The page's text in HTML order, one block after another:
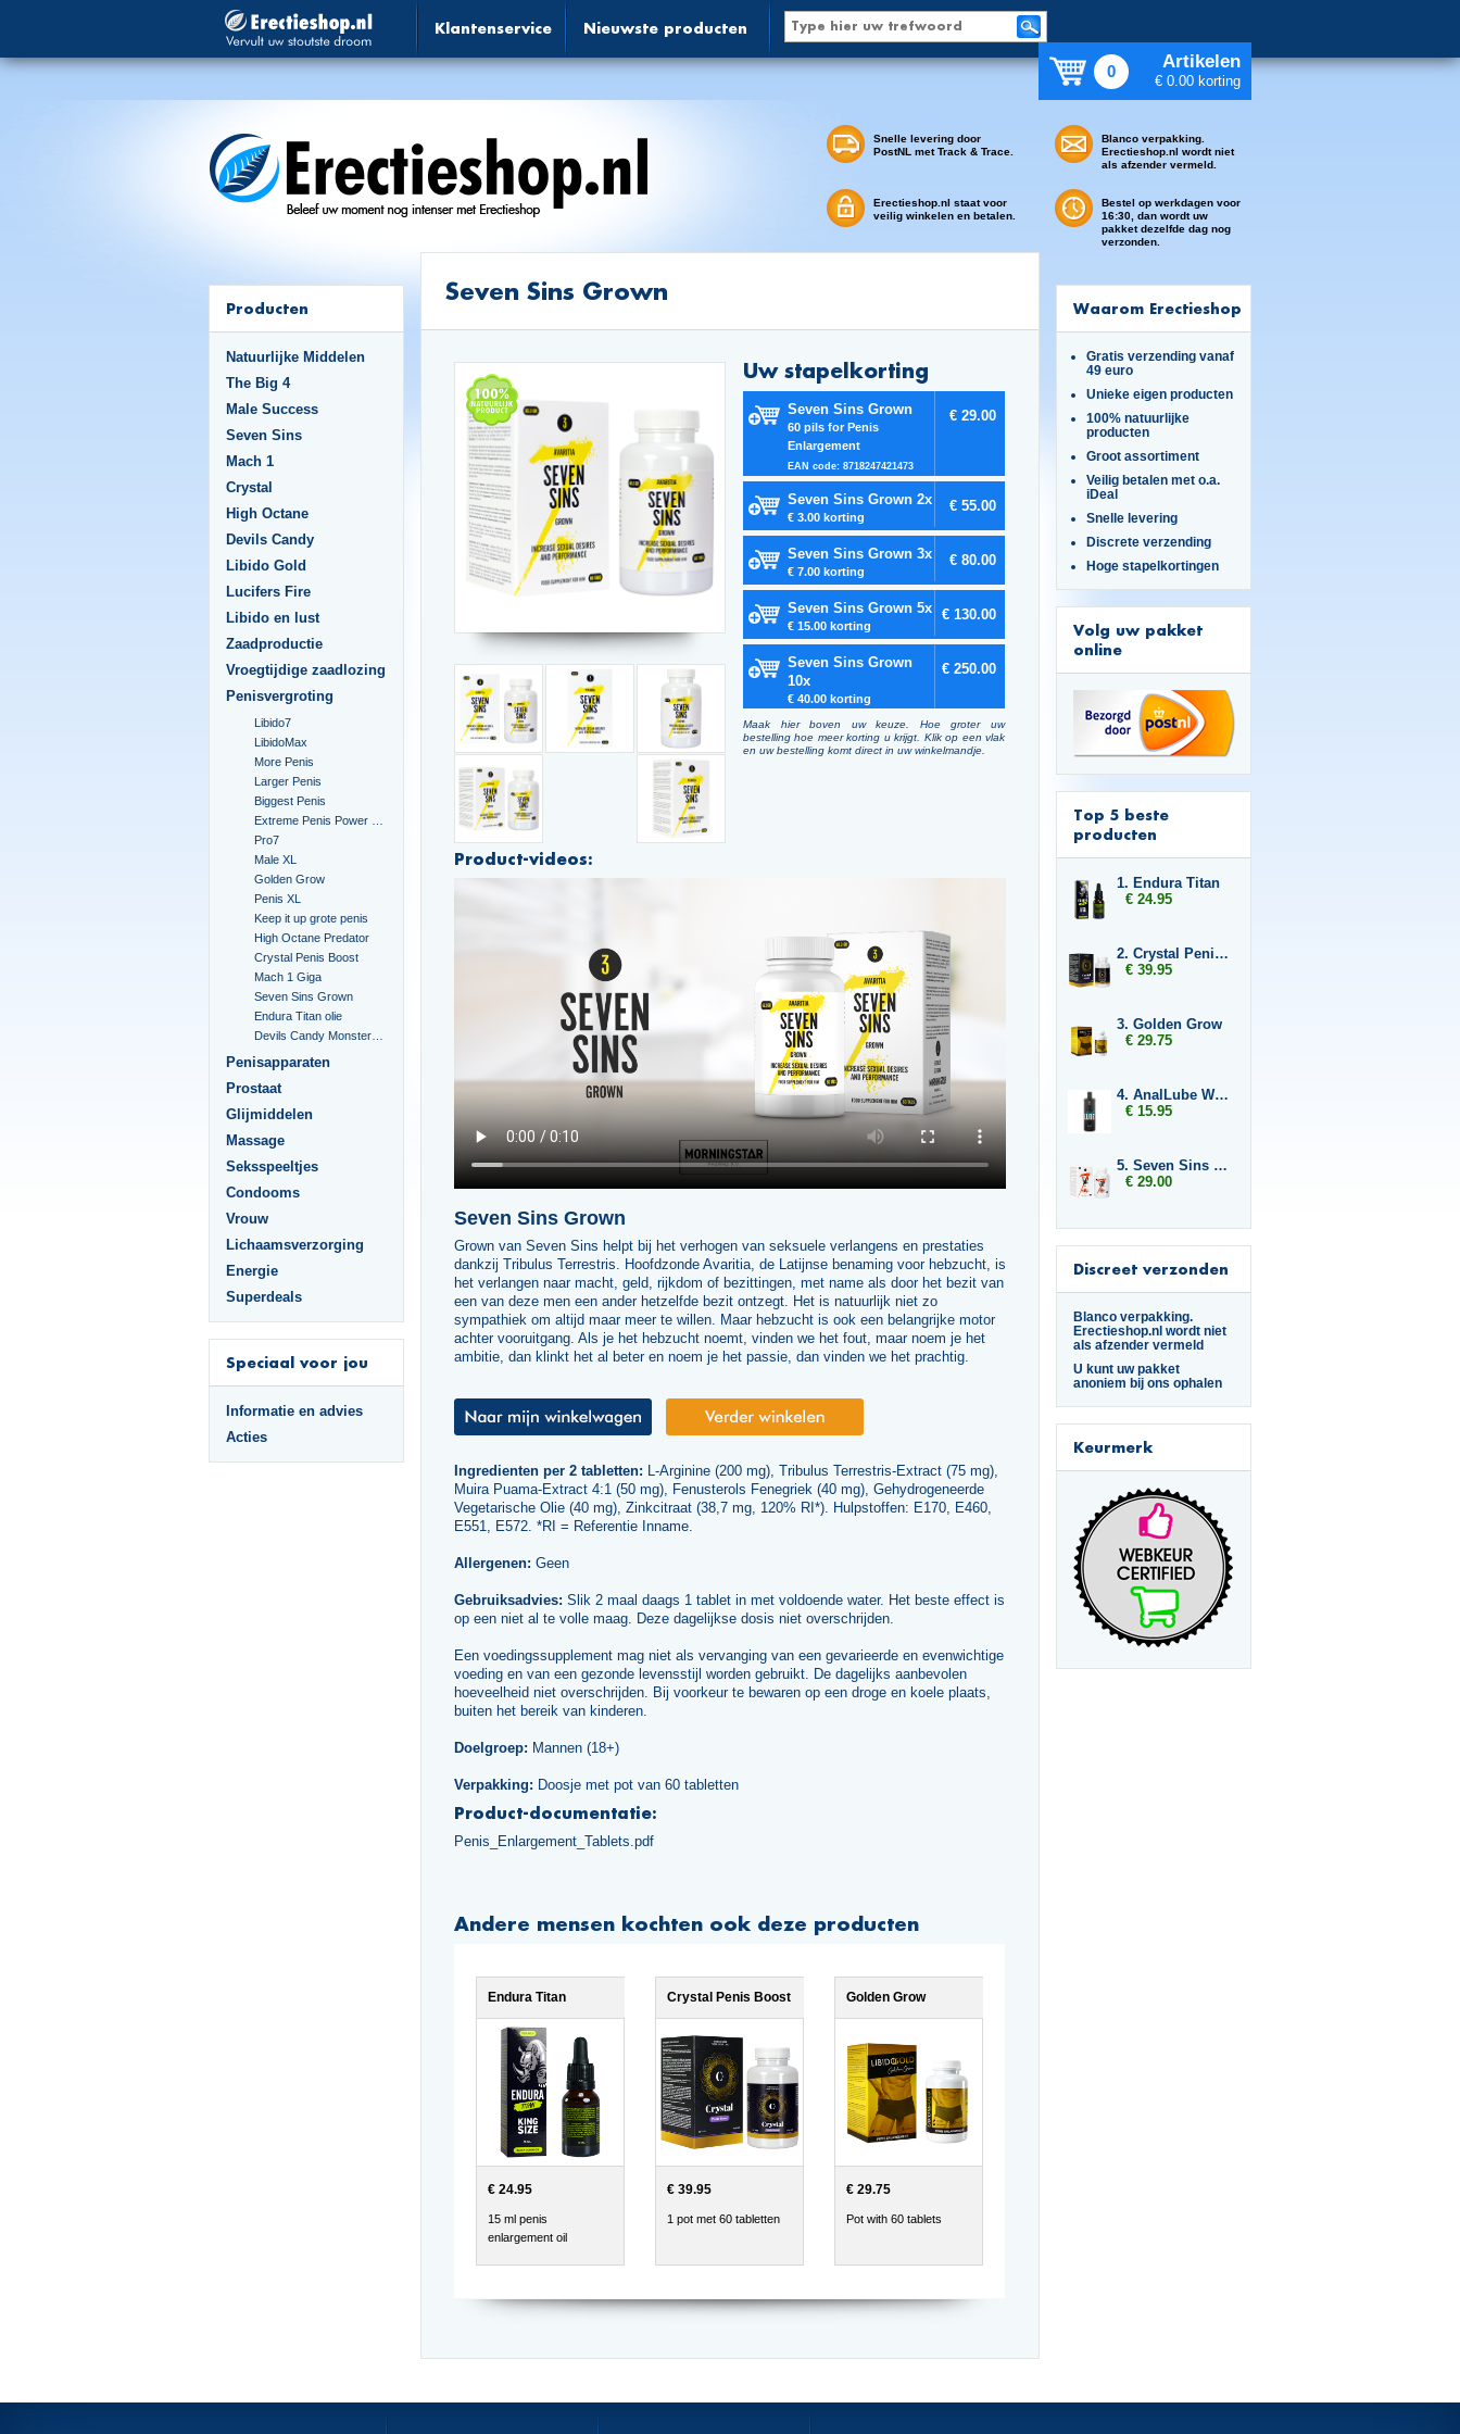
Klantenservice Nieuwste producten
0 Artikelen
€ 0.00 korting
Snelle levering door
PostNL met Track & Trace.
Erectieshop.nl staat voor
veilig winkelen en betalen.
Blanco verpakking.
Erectieshop.nl wordt niet
als afzender vermeld.
Bestel op werkdagen voor
16:30, dan wordt uw
pakket dezelfde dag nog
verzonden.
Producten
Natuurlijke Middelen
The Big 4
Male Success
Seven Sins
Mach 1
Crystal
High Octane
Devils Candy
Libido Gold
Lucifers Fire
Libido en lust
Zaadproductie
Vroegtijdige zaadlozing
Penisvergroting
Libido7
LibidoMax
More Penis
Larger Penis
Biggest Penis
Pro7
Male XL
Golden Grow
Penis XL
Keep it up grote penis
High Octane Predator
Crystal Penis Boost
Mach 1 Giga
Seven Sins Grown
Endura Titan olie
Penisapparaten
Prostaat
Glijmiddelen
Massage
Seksspeeltjes
Condooms
Vrouw
Lichaamsverzorging
Energie
Superdeals
Speciaal voor jou
Informatie en advies
Acties
Seven Sins Grown
Uw stapelkorting
Seven Sins Grown
60 pils for Penis
Enlargement
EAN code: 8718247421473
€ 29.00
Seven Sins Grown 2x
€ 3.00 korting
€ 55.00
Seven Sins Grown 3x
€ 7.00 korting
€ 80.00
Seven Sins Grown 5x
€ 15.00 korting
€ 130.00
Seven Sins Grown
10x
€ 40.00 korting
€ 250.00
Maak hier boven uw keuze. Hoe groter uw
bestelling hoe meer korting u krijgt. Klik op een vlak
en uw bestelling komt direct in uw winkelmandje.
Product-videos:
Seven Sins Grown
Grown van Seven Sins helpt bij het verhogen van seksuele verlangens en prestaties
dankzij Tribulus Terrestris. Hoofdzonde Avaritia, de Latijnse benaming voor hebzucht, is
het verlangen naar macht, geld, rijkdom of bezittingen, met name als door het bezit van
een van deze men een ander hetzelfde bezit ontzegt. Het is natuurlijk niet zo
sympathiek om altijd maar meer te willen. Maar hebzucht is ook een belangrijke motor
achter vooruitgang. Als je het hebzucht noemt, vinden we het fout, maar noem je het
ambitie, dan klinkt het al beter en noem je het passie, dan vinden we het prachtig.
Ingredienten per 2 tabletten: L-Arginine (200 mg), Tribulus Terrestris-Extract (75 mg),
Muira Puama-Extract 4:1 (50 mg), Fenusterols Fenegriek (40 mg), Gehydrogeneerde
Vegetarische Olie (40 mg), Zinkcitraat (38,7 mg, 120% RI*). Hulpstoffen: E170, E460,
E551, E572. *RI = Referentie Inname.
Allergenen: Geen
Gebruiksadvies: Slik 2 maal daags 1 tablet in met voldoende water. Het beste effect is
op een niet al te volle maag. Deze dagelijkse dosis niet overschrijden.
Een voedingssupplement mag niet als vervanging van een gevarieerde en evenwichtige
voeding en van een gezonde levensstijl worden gebruikt. De dagelijks aanbevolen
hoeveelheid niet overschrijden. Bij voorkeur te bewaren op een droge en koele plaats,
buiten het bereik van kinderen.
Doelgroep: Mannen (18+)
Verpakking: Doosje met pot van 60 tabletten
Product-documentatie:
Penis_Enlargement_Tablets.pdf
Andere mensen kochten ook deze producten
Endura Titan
€ 24.95
15 ml penis
enlargement oil
Crystal Penis Boost
€ 39.95
1 pot met 60 tabletten
Golden Grow
€ 29.75
Pot with 60 tablets
Waarom Erectieshop
Gratis verzending vanaf
49 euro
Unieke eigen producten
100% natuurlijke
producten
Groot assortiment
Veilig betalen met o.a.
iDeal
Snelle levering
Discrete verzending
Hoge stapelkortingen
Volg uw pakket
online
Top 5 beste
producten
1. Endura Titan
€ 24.95
2. Crystal Penis Boost
€ 39.95
3. Golden Grow
€ 29.75
4. AnalLube Water Based 500ml
€ 15.95
5. Seven Sins Boost
€ 29.00
Discreet verzonden
Blanco verpakking.
Erectieshop.nl wordt niet
als afzender vermeld
U kunt uw pakket
anoniem bij ons ophalen
Keurmerk